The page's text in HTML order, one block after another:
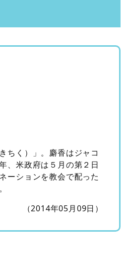
ちく）」。麝香はジャコ
、米政府は５月の第２日
ーションを教会で配った
（2014年05月09日）